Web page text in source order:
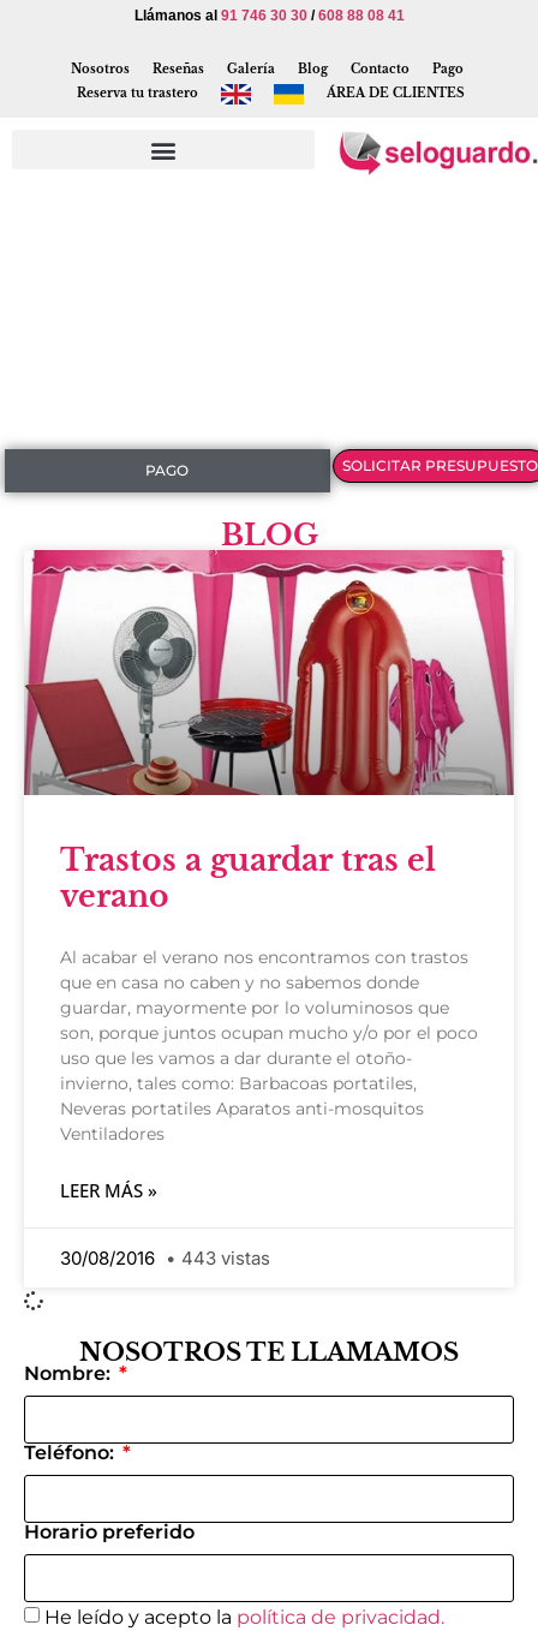
Llámanos al 91 746 30 30/608 88 08 41
Nosotros Reseñas Galería Blog Contacto
Pago
Reserva tu trastero
ÁREA DE CLIENTES
PAGO SOLICITAR PRESUPUESTO
BLOG
Trastos a guardar tras el
verano
Al acabar el verano nos encontramos con trastos
que en casa no caben y no sabemos donde
guardar, mayormente por lo voluminosos que
son, porque juntos ocupan mucho y/o por el poco
uso que les vamos a dar durante el otoño-
invierno, tales como: Barbacoas portatiles,
Neveras portatiles Aparatos anti-mosquitos
Ventiladores
LEER MÁS »
30/08/2016 443 vistas
NOSOTROS TE LLAMAMOS
Nombre:
Teléfono:
Horario preferido
He leído y acepto la política de privacidad.